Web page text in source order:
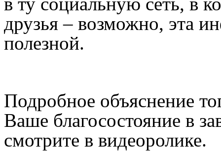
друзья – возможно, эта
полезной.
Подробное объяснение
Ваше благосостояние в
смотрите в видеоролике.